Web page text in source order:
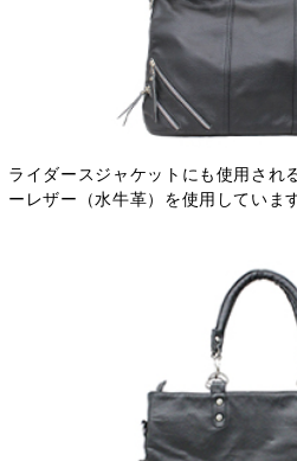
ライダースジャケットにも使用され
ーレザー（水牛革）を使用していま